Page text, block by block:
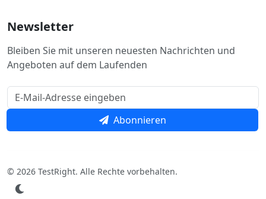
Newsletter
Bleiben Sie mit unseren neuesten Nachrichten und
Angeboten auf dem Laufenden
Abonnieren
© 2026 TestRight. Alle Rechte vorbehalten.